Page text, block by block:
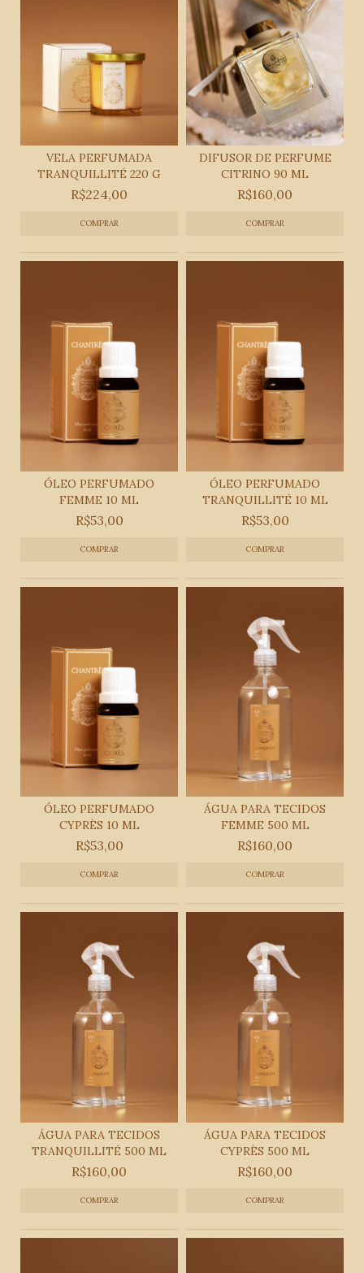
VELA PERFUMADA
TRANQUILLITÉ 220 G
R$224,00
DIFUSOR DE PERFUME
CITRINO 90 ML
R$160,00
COMPRAR
ÓLEO PERFUMADO
FEMME 10 ML
R$53,00
ÓLEO PERFUMADO
TRANQUILLITÉ 10 ML
R$53,00
ÓLEO PERFUMADO
CYPRÈS 10 ML
R$53,00
ÁGUA PARA TECIDOS
FEMME 500 ML
R$160,00
ÁGUA PARA TECIDOS
TRANQUILLITÉ 500 ML
R$160,00
ÁGUA PARA TECIDOS
CYPRÈS 500 ML
R$160,00